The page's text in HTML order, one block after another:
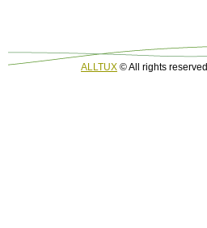
ALLTUX © All rights